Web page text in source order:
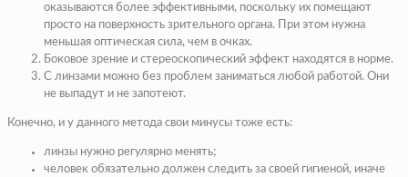
оказываются более эффективными, поскольку их помещают
просто на поверхность зрительного органа. При этом нужна
меньшая оптическая сила, чем в очках.
Боковое зрение и стереоскопический эффект находятся в норме.
С линзами можно без проблем заниматься любой работой. Они
не выпадут и не запотеют.
Конечно, и у данного метода свои минусы тоже есть:
линзы нужно регулярно менять;
человек обязательно должен следить за своей гигиеной, иначе